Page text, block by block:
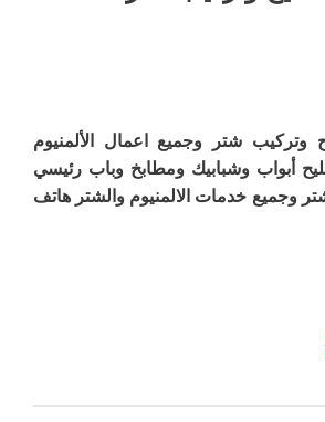
وتركيب شتر وجميع اعمال الألمنيوم
أبواب وشبابيك ومطابخ وباب رئيسي
وجميع خدمات الالمنيوم والشتر هاتف